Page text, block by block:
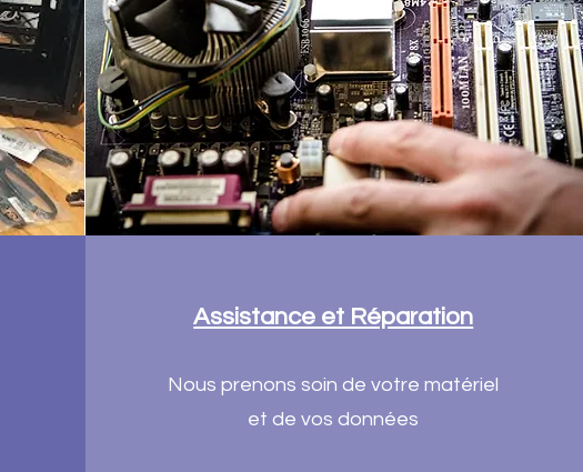
Assistance et Réparation
Nous prenons soin de votre matériel
et de vos données